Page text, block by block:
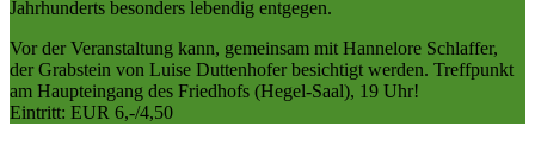
Jahrhunderts besonders lebendig entgegen.
Vor der Veranstaltung kann, gemeinsam mit Hannelore Schlaffer,
der Grabstein von Luise Duttenhofer besichtigt werden. Treffpunkt
am Haupteingang des Friedhofs (Hegel-Saal), 19 Uhr!
Eintritt: EUR 6,-/4,50